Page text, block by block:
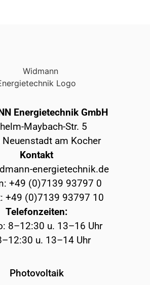
Energietechnik GmbH
Maybach-Str. 5
am Kocher
Kontakt
energietechnik.de
+49 (0)7139 93797 0
+49 (0)7139 93797 10
Telefonzeiten:
8–12:30 u. 13–16 Uhr
u. 13–14 Uhr
Photovoltaik